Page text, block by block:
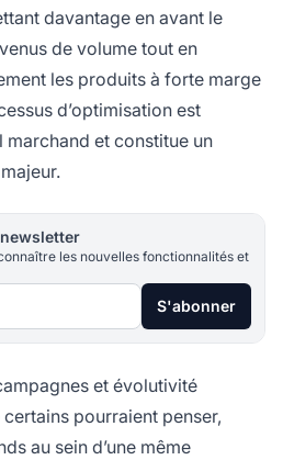
davantage en avant le
de volume tout en
les produits à forte marge
d’optimisation est
marchand et constitue un
les nouvelles fonctionnalités et
S'abonner
et évolutivité
pourraient penser,
au sein d’une même